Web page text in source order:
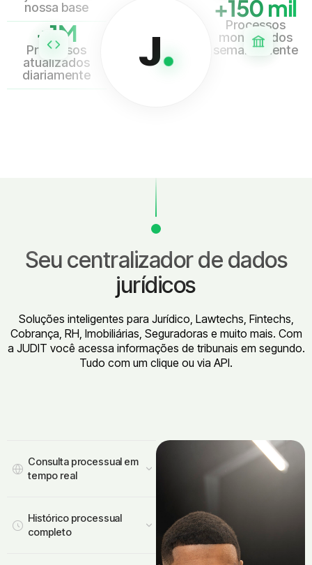
nossa base
+1M
Processos
atualizados
diariamente
J
+150 mil
Processos
monitorados
semanalmente
Seu centralizador de dados
jurídicos
Soluções inteligentes para Jurídico, Lawtechs, Fintechs,
Cobrança, RH, Imobiliárias, Seguradoras e muito mais. Com
a JUDIT você acessa informações de tribunais em segundo.
Tudo com um clique ou via API.
Consulta processual em
tempo real
em todos os tribunais do
país por CPF, CNPJ, OAB
Histórico processual
completo